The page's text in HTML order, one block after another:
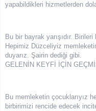
yapabildikleri hizmetlerden
Bu bir bayrak yarışıdır.
Hepimiz Düzceliyiz
duyarız. Şairin dediği gibi.
GELENİN KEYFİ İÇİN
Bu memleketin çocuklarıyız
birbirimizi rencide edecek